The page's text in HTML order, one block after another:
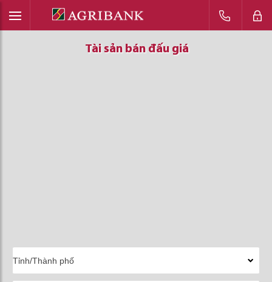
Tài sản bán đấu giá
Tài sản bán đấu giá
Tài sản bán đấu giá